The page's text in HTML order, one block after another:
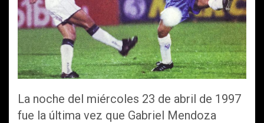
k
p
La noche del miércoles 23 de abril de 1997
fue la última vez que Gabriel Mendoza